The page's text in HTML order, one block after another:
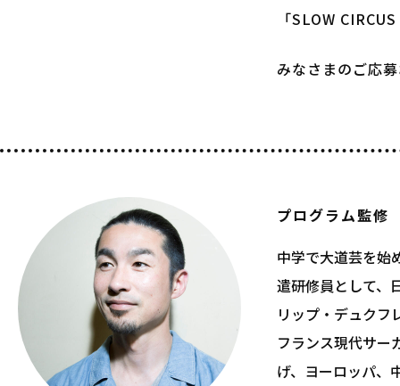
「SLOW
みなさまのご応
プログラム監
中学で大道芸を始
遣研修員として、
リップ・デュクフ
フランス現代サー
げ、ヨーロッパ、